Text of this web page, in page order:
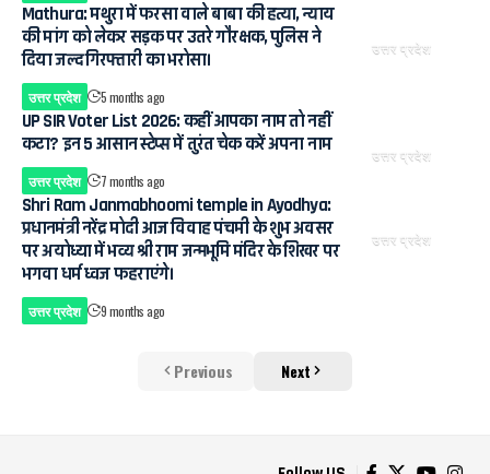
उत्तर प्रदेश
Mathura: मथुरा में फरसा वाले बाबा की हत्या, न्याय
की मांग को लेकर सड़क पर उतरे गौरक्षक, पुलिस ने
दिया जल्द गिरफ्तारी का भरोसा।
उत्तर प्रदेश 5 months ago
उत्तर प्रदेश
UP SIR Voter List 2026: कहीं आपका नाम तो नहीं
कटा? इन 5 आसान स्टेप्स में तुरंत चेक करें अपना नाम
उत्तर प्रदेश 7 months ago
उत्तर प्रदेश
Shri Ram Janmabhoomi temple in Ayodhya:
प्रधानमंत्री नरेंद्र मोदी आज विवाह पंचमी के शुभ अवसर
पर अयोध्या में भव्य श्री राम जन्मभूमि मंदिर के शिखर पर
भगवा धर्म ध्वज फहराएंगे।
उत्तर प्रदेश 9 months ago
Previous Next